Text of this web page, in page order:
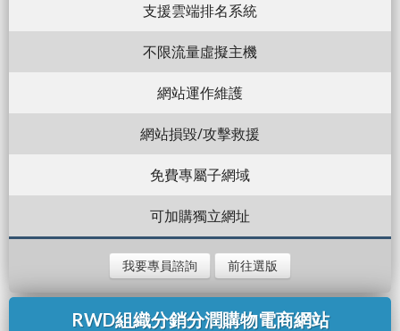
支援雲端排名系統
不限流量虛擬主機
網站運作維護
網站損毀/攻擊救援
免費專屬子網域
可加購獨立網址
我要專員諮詢 前往選版
RWD組織分銷分潤購物電商網站